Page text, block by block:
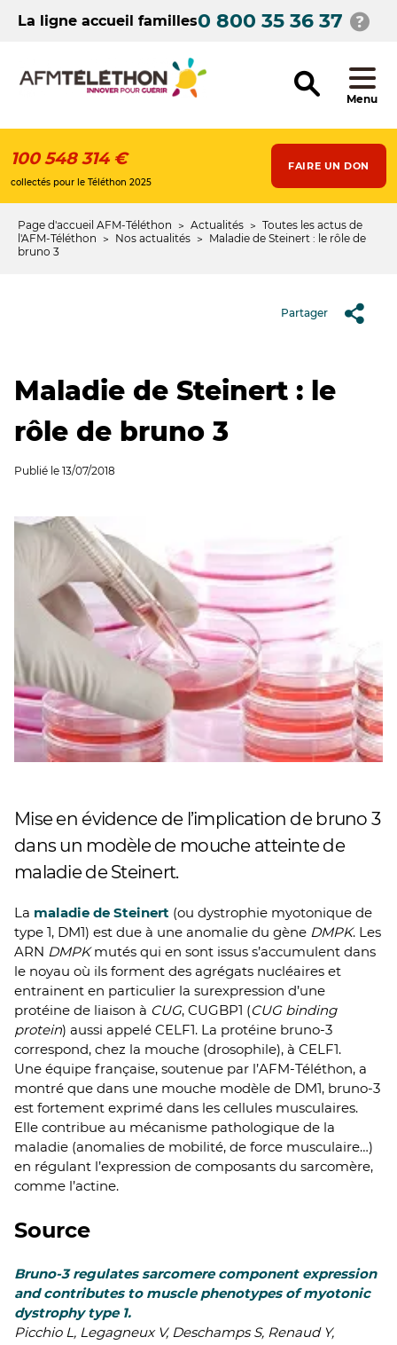
contenuLa ligne accueil familles0 800 35 36 37
Menu
100 548 314 €
collectés pour le Téléthon 2025
FAIRE UN DON
Fil
d'Ariane
Page d'accueil AFM-Téléthon Actualités
Toutes les actus de
l'AFM-Téléthon
Nos actualités
Maladie de Steinert : le rôle de
bruno 3
Partager
Maladie de Steinert : le
rôle de bruno 3
Publié le 13/07/2018
Mise en évidence de l’implication de bruno 3
dans un modèle de mouche atteinte de
maladie de Steinert.
La maladie de Steinert (ou dystrophie myotonique de
type 1, DM1) est due à une anomalie du gène DMPK. Les
ARN DMPKmutés qui en sont issus s’accumulent dans
le noyau où ils forment des agrégats nucléaires et
entrainent en particulier la surexpression d’une
protéine de liaison à CUG, CUGBP1 (CUG binding
protein) aussi appelé CELF1. La protéine bruno-3
correspond, chez la mouche (drosophile), à CELF1.
Une équipe française, soutenue par l’AFM-Téléthon, a
montré que dans une mouche modèle de DM1, bruno-3
est fortement exprimé dans les cellules musculaires.
Elle contribue au mécanisme pathologique de la
maladie (anomalies de mobilité, de force musculaire…)
en régulant l’expression de composants du sarcomère,
comme l’actine.
Source
Bruno-3 regulates sarcomere component expression
and contributes to muscle phenotypes of myotonic
dystrophy type 1.
Picchio L, Legagneux V, Deschamps S, Renaud Y,